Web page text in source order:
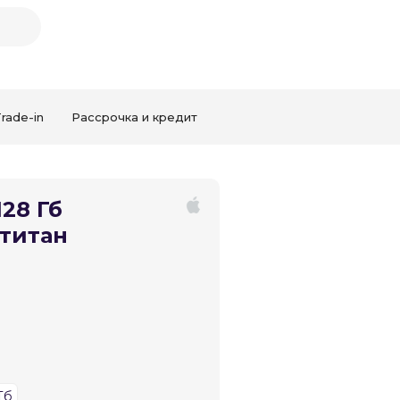
in Рассрочка и кредит
Гб